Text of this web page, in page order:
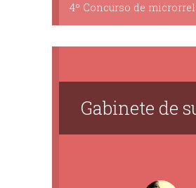
4º Concurso de
Gabinete de